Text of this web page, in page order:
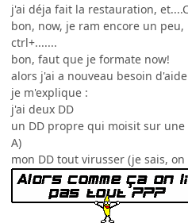
j'ai déja fait la restauration,
bon, now, je ram encore un
ctrl+.......
bon, faut que je formate now!
alors j'ai a nouveau besoin d'aide
je m'explique :
j'ai deux DD
un DD propre qui moisit sur une
A)
mon DD tout virusser (je sais,